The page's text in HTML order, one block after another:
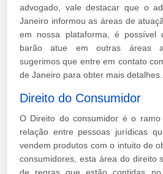
advogado, vale destacar que o
Janeiro informou as áreas de
em nossa plataforma, é possível
barão atue em outras áreas
sugerimos que entre em contato
de Janeiro para obter mais detalhes.
Direito do Consumidor
O Direito do consumidor é o
relação entre pessoas jurídicas
vendem produtos com o intuito de
consumidores, esta área do direito